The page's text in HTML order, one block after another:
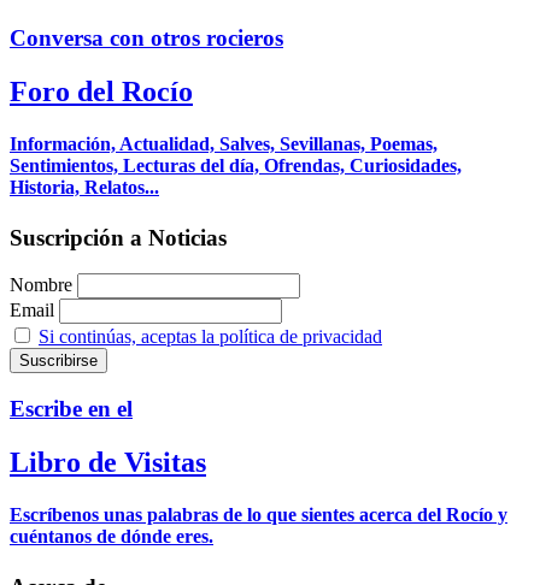
Conversa con otros rocieros
Foro del Rocío
Información, Actualidad, Salves, Sevillanas, Poemas,
Sentimientos, Lecturas del día, Ofrendas, Curiosidades,
Historia, Relatos...
Suscripción a Noticias
Nombre
Email
Si continúas, aceptas la política de privacidad
Escribe en el
Libro de Visitas
Escríbenos unas palabras de lo que sientes acerca del Rocío y
cuéntanos de dónde eres.